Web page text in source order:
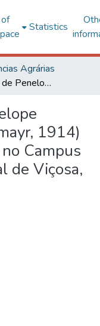
Statistics
Agrárias
História natural de Penelope obscura bronzina (Hellmayr, 1914) (Galliformes: Cracidae) no Campus da Universidade Federal de Viçosa, Minas Gerais
1914)
Campus
de Viçosa,